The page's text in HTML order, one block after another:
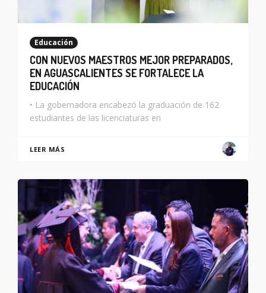
Educación
CON NUEVOS MAESTROS MEJOR PREPARADOS,
EN AGUASCALIENTES SE FORTALECE LA
EDUCACIÓN
• La gobernadora encabezó la graduación de 162
estudiantes de las licenciaturas en
LEER MÁS